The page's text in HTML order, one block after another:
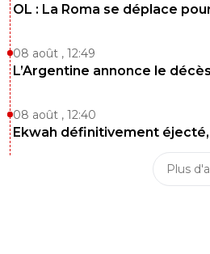
OL : La Roma se déplace
08 août , 12:49
L’Argentine annonce le
08 août , 12:40
Ekwah définitivement éjecté,
Plus